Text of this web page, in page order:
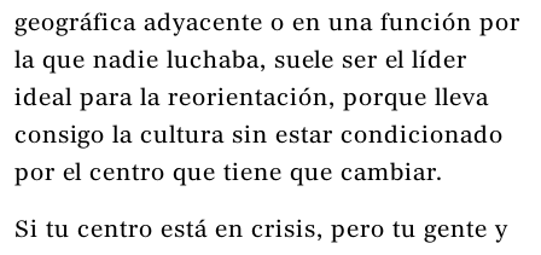
geográfica adyacente o en una función por
la que nadie luchaba, suele ser el líder
ideal para la reorientación, porque lleva
consigo la cultura sin estar condicionado
por el centro que tiene que cambiar.
Si tu centro está en crisis, pero tu gente y